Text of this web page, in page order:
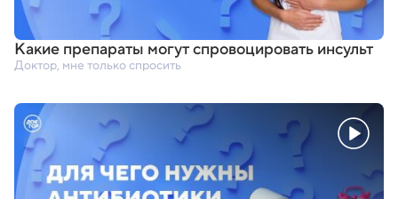
Какие препараты могут спровоцировать инсульт
Доктор, мне только спросить